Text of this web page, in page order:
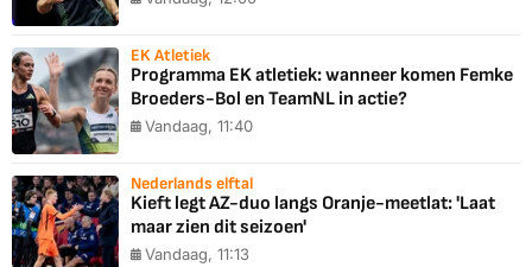
EK Atletiek
Programma EK atletiek: wanneer komen Femke
Broeders-Bol en TeamNL in actie?
Vandaag, 11:40
Nederlands elftal
Kieft legt AZ-duo langs Oranje-meetlat: 'Laat
maar zien dit seizoen'
Vandaag, 11:13